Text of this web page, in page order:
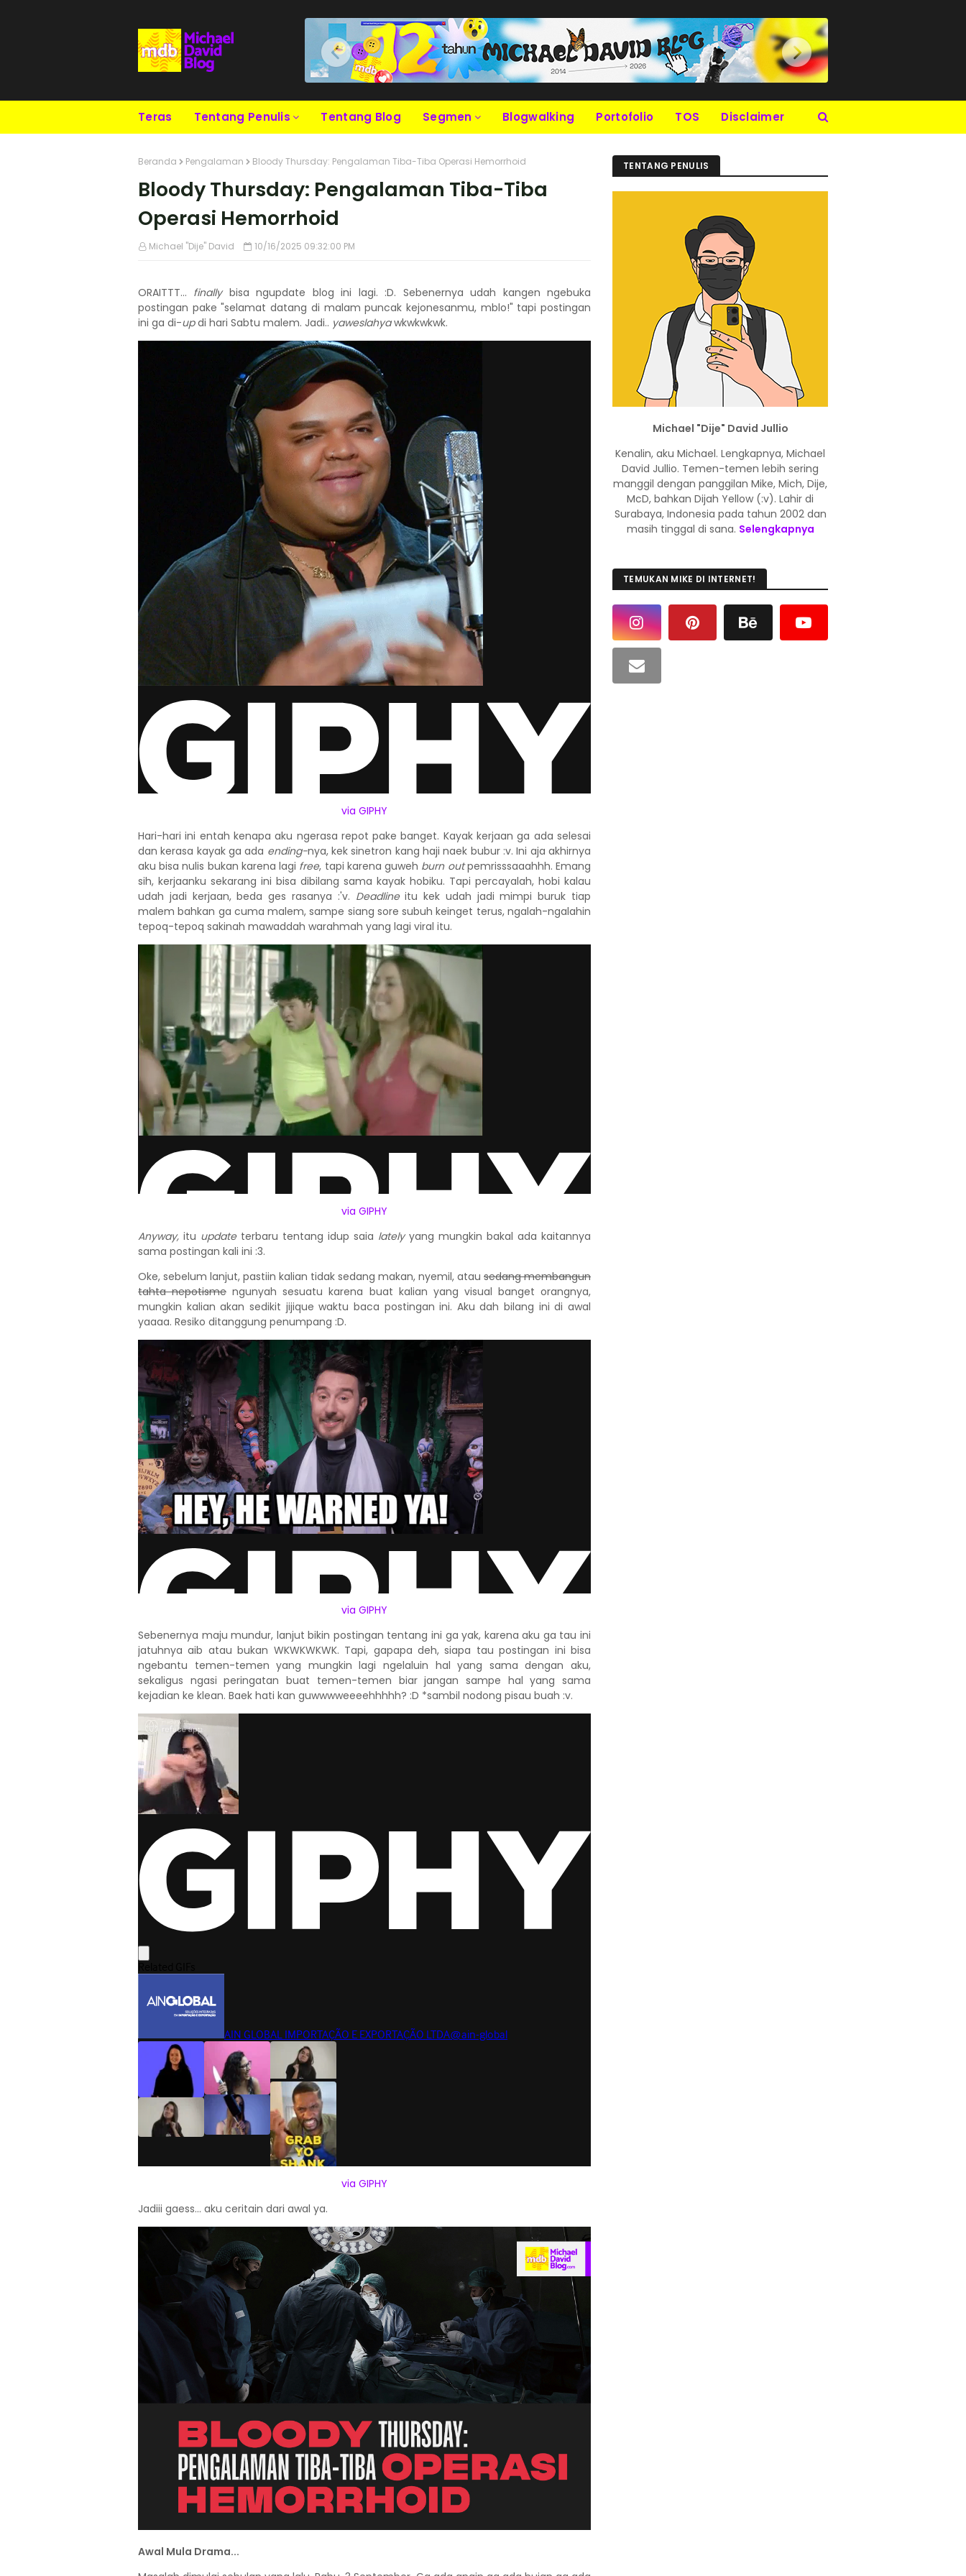
Teras Tentang Penulis Tentang Blog Segmen Blogwalking Portofolio TOS Disclaimer
Beranda Pengalaman Bloody Thursday: Pengalaman Tiba-Tiba Operasi Hemorrhoid
Bloody Thursday: Pengalaman Tiba-Tiba
Operasi Hemorrhoid
Michael "Dije" David 10/16/2025 09:32:00 PM
ORAITTT... finallybisa ngupdate blog ini lagi. :D. Sebenernya udah kangen ngebuka
postingan pake "selamat datang di malam puncak kejonesanmu, mblo!" tapi postingan
ini ga di-updi hari Sabtu malem. Jadi.. yaweslahyawkwkwkwk.
via GIPHY
Hari-hari ini entah kenapa aku ngerasa repot pake banget. Kayak kerjaan ga ada selesai
dan kerasa kayak ga ada ending-nya, kek sinetron kang haji naek bubur :v. Ini aja akhirnya
aku bisa nulis bukan karena lagi free, tapi karena guweh burn outpemrisssaaahhh. Emang
sih, kerjaanku sekarang ini bisa dibilang sama kayak hobiku. Tapi percayalah, hobi kalau
udah jadi kerjaan, beda ges rasanya :'v. Deadlineitu kek udah jadi mimpi buruk tiap
malem bahkan ga cuma malem, sampe siang sore subuh keinget terus, ngalah-ngalahin
tepoq-tepoq sakinah mawaddah warahmah yang lagi viral itu.
via GIPHY
Anyway, itu updateterbaru tentang idup saia latelyyang mungkin bakal ada kaitannya
sama postingan kali ini :3.
Oke, sebelum lanjut, pastiin kalian tidak sedang makan, nyemil, atau sedang membangun
tahta nepotisme ngunyah sesuatu karena buat kalian yang visual banget orangnya,
mungkin kalian akan sedikit jijique waktu baca postingan ini. Aku dah bilang ini di awal
yaaaa. Resiko ditanggung penumpang :D.
via GIPHY
Sebenernya maju mundur, lanjut bikin postingan tentang ini ga yak, karena aku ga tau ini
jatuhnya aib atau bukan WKWKWKWK. Tapi, gapapa deh, siapa tau postingan ini bisa
ngebantu temen-temen yang mungkin lagi ngelaluin hal yang sama dengan aku,
sekaligus ngasi peringatan buat temen-temen biar jangan sampe hal yang sama
kejadian ke klean. Baek hati kan guwwwweeeehhhhh? :D *sambil nodong pisau buah :v.
via GIPHY
Jadiii gaess... aku ceritain dari awal ya.
Awal Mula Drama...
TENTANG PENULIS
Michael "Dije" David Jullio
Kenalin, aku Michael. Lengkapnya, Michael
David Jullio. Temen-temen lebih sering
manggil dengan panggilan Mike, Mich, Dije,
McD, bahkan Dijah Yellow (:v). Lahir di
Surabaya, Indonesia pada tahun 2002 dan
masih tinggal di sana. Selengkapnya
TEMUKAN MIKE DI INTERNET!